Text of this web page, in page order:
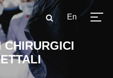
En
CHIRURGICI